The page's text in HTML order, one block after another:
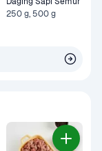
250 g, 500 g